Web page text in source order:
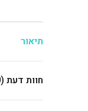
תיאור
חוות דעת (0)